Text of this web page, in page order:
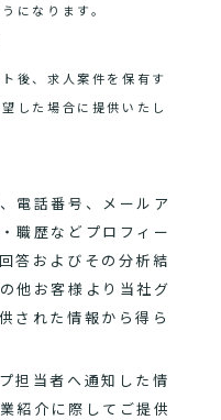
になります。
後、求人案件を保有す
した場合に提供いたし
電話番号、メールア
職歴などプロフィー
答およびその分析結
他お客様より当社グ
された情報から得ら
担当者へ通知した情
紹介に際してご提供